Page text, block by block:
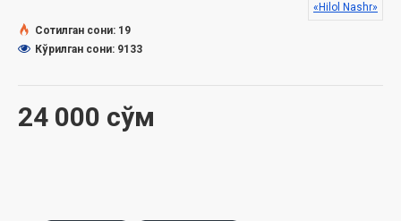
24 000 сўм
«Hilol Nashr»
Сотилган сони: 19
Кўрилган сони: 9133